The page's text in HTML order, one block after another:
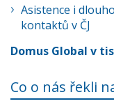
Asistence i
kontaktů v ČJ
Domus Global v
Co o nás řekli